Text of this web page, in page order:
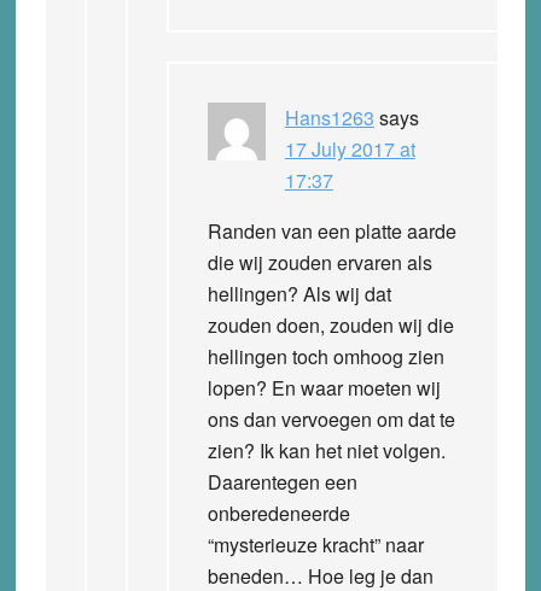
Hans1263 says
17 July 2017 at
17:37
Randen van een platte aarde
die wij zouden ervaren als
hellingen? Als wij dat
zouden doen, zouden wij die
hellingen toch omhoog zien
lopen? En waar moeten wij
ons dan vervoegen om dat te
zien? Ik kan het niet volgen.
Daarentegen een
onberedeneerde
“mysterieuze kracht” naar
beneden… Hoe leg je dan